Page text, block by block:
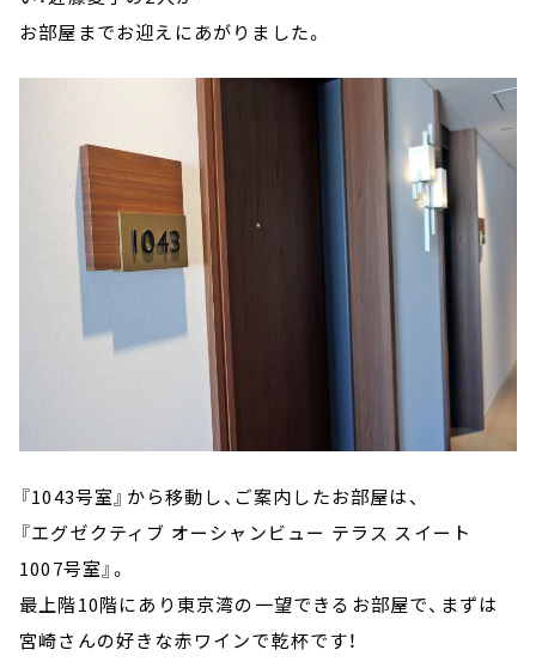
お部屋までお迎えにあがりました。
『1043号室』から移動し、ご案内したお部屋は、
『エグゼクティブ オーシャンビュー テラス スイート
1007号室』。
最上階10階にあり東京湾の一望できるお部屋で、まずは
宮崎さんの好きな赤ワインで乾杯です！